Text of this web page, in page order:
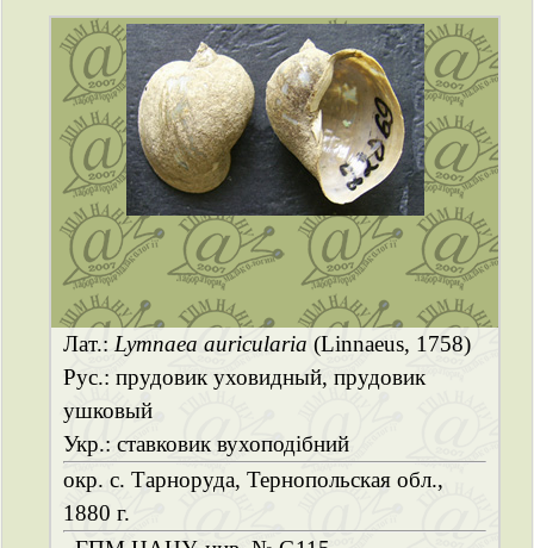
Лат.: Lymnaea auricularia (Linnaeus, 1758)
Рус.: прудовик уховидный, прудовик
ушковый
Укр.: ставковик вухоподібний
окр. с. Тарноруда, Тернопольская обл.,
1880 г.